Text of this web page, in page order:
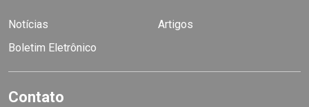
Notícias
Artigos
Boletim Eletrônico
Contato